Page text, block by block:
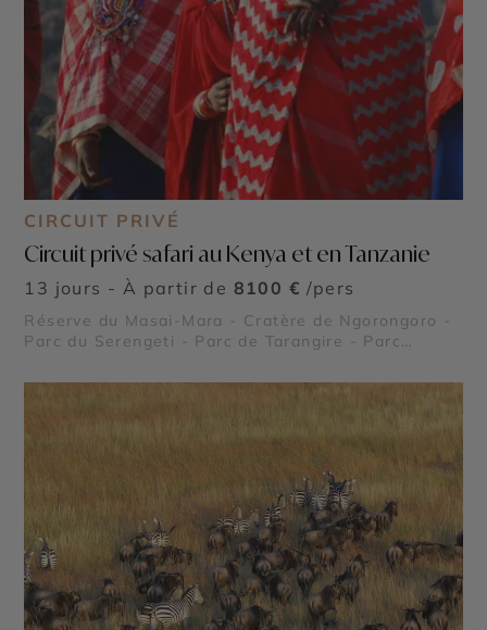
CIRCUIT PRIVÉ
Circuit privé safari au Kenya et en Tanzanie
13 jours - À partir de 8100 € /pers
Réserve du Masai-Mara - Cratère de Ngorongoro -
Parc du Serengeti - Parc de Tarangire - Parc